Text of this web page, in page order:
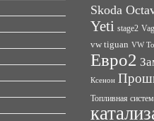
Skoda
Yeti stage2
vw tiguan VW
Евро2
Ксенон
Топливная